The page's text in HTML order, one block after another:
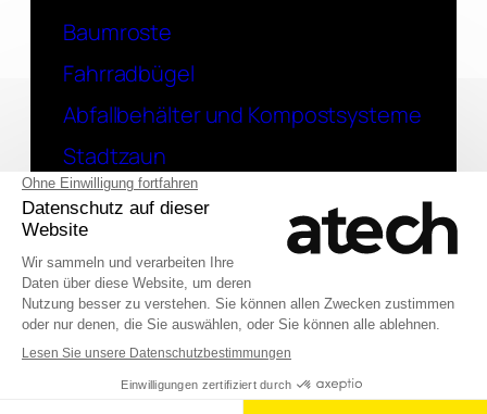
Baumroste
Fahrradbügel
Abfallbehälter und Kompostsysteme
Stadtzaun
Kontakt
Eine Frage? Kontaktieren Sie uns
© 2026 Atech SAS
Français